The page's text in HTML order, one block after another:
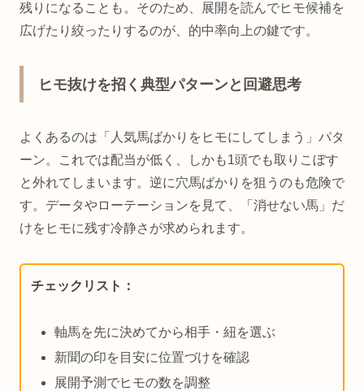
残りになることも。そのため、展開を読んでヒモ候補を
広げたり絞ったりするのが、的中率向上の鍵です。
ヒモ抜けを招く典型パターンと回避思考
よくあるのは「人気馬ばかりをヒモにしてしまう」パタ
ーン。これでは配当が低く、しかも1頭でも取りこぼす
と外れてしまいます。逆に穴馬ばかりを狙うのも危険で
す。データやローテーションを見て、「消せない馬」だ
けをヒモに残す冷静さが求められます。
チェックリスト：
軸馬を先に決めてから相手・紐を選ぶ
新聞の印を目安に位置づけを確認
展開予測でヒモの数を調整